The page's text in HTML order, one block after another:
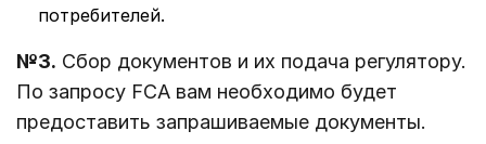
потребителей.
№3. Сбор документов и их подача регулятору.
По запросу FCA вам необходимо будет
предоставить запрашиваемые документы.